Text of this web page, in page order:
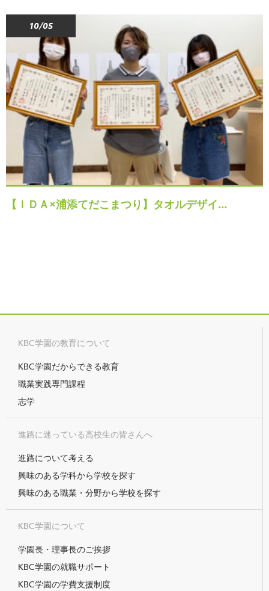
10/05
【ＩＤＡ×浦添てだこまつり】タオルデザイ…
KBC学園の教育について
KBC学園だからできる教育
職業実践専門課程
志学
進路に迷っている高校生の皆さんへ
進路について考える
興味のある学科から学校を探す
興味のある職業・分野から学校を探す
KBC学園について
学園長・理事長のご挨拶
KBC学園の就職サポート
KBC学園の学費支援制度